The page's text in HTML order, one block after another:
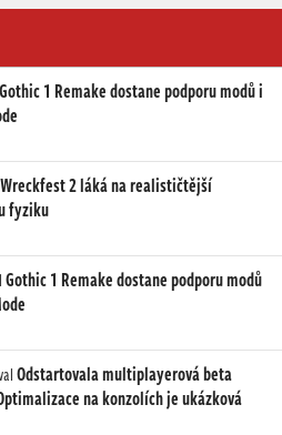
Gothic 1 Remake dostane podporu modů i
Wreckfest 2 láká na realističtější
fyziku
Gothic 1 Remake dostane podporu modů
Odstartovala multiplayerová beta
na konzolích je ukázková